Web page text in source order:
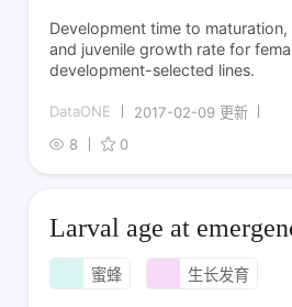
Development time to
and juvenile growth rate for
development-selected lines.
DataONE
2017-02-09 更新
8
0
Larval age at
蜜蜂 生长发育